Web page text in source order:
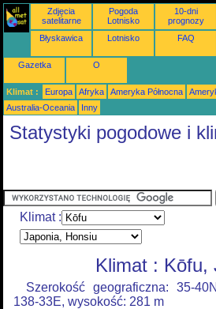
Zdjęcia
satelitarne
Pogoda
Lotnisko
10-dni
prognozy
Błyskawica Lotnisko FAQ
Gazetka O
Klimat : Europa Afryka Ameryka Północna
Australia-Oceania
Inny
Statystyki pogodowe i
Klimat :
Klimat : Kōfu,
Szerokość geograficzna: 35-
138-33E, wysokość: 281 m